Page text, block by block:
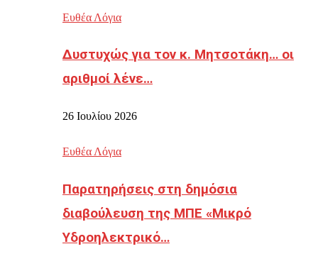
Ευθέα Λόγια
Δυστυχώς για τον κ. Μητσοτάκη… οι
αριθμοί λένε…
26 Ιουλίου 2026
Ευθέα Λόγια
Παρατηρήσεις στη δημόσια
διαβούλευση της ΜΠΕ «Μικρό
Υδροηλεκτρικό…